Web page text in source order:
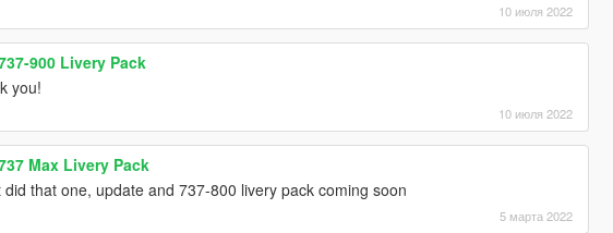
10 июля 2022
900 Livery Pack
you!
10 июля 2022
Max Livery Pack
did that one, update and 737-800 livery pack coming soon
5 марта 2022